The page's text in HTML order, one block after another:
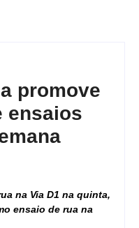
promove
ensaios
na Via D1 na quinta,
ensaio de rua na